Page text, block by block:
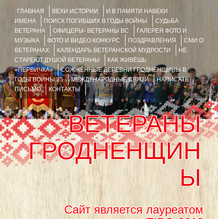
ГЛАВНАЯ ВЕХИ ИСТОРИИ
И В ПАМЯТИ НАВЕКИ
ИМЕНА
ПОИСК ПОГИБШИХ В ГОДЫ ВОЙНЫ
СУДЬБА
ВЕТЕРАНА
ОФИЦЕРЫ- ВЕТЕРАНЫ ВС
ГАЛЕРЕЯ ФОТО И
МУЗЫКА
ФОТО И ВИДЕО КОНКУРС ПОЗДРАВЛЕНИЯ
СМИ О
ВЕТЕРАНАХ
КАЛЕНДАРЬ ВЕТЕРАНСКОЙ МУДРОСТИ
НЕ
СТАРЕЮТ ДУШОЙ ВЕТЕРАНЫ
КАК ЖИВЁШЬ
«ПЕРВИЧКА»
СОЖЖЁННЫЕ ДЕРЕВНИ ГРОДНЕНЩИНЫ В
ГОДЫ ВОЙНЫ 35
МЕЖДУНАРОДНЫЕ СВЯЗИ
НАПИСАТЬ
ПИСЬМО
КОНТАКТЫ
ВЕТЕРАНЫ
ГРОДНЕНЩИН
Ы
Сайт является лауреатом